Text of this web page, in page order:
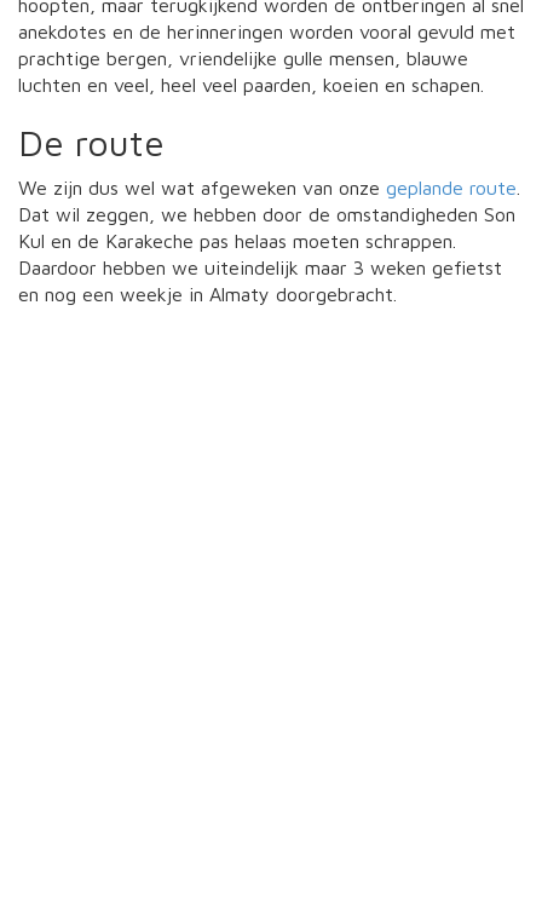
hoopten, maar terugkijkend worden de ontberingen al snel
anekdotes en de herinneringen worden vooral gevuld met
prachtige bergen, vriendelijke gulle mensen, blauwe
luchten en veel, heel veel paarden, koeien en schapen.
De route
We zijn dus wel wat afgeweken van onze geplande route
Dat wil zeggen, we hebben door de omstandigheden Son
Kul en de Karakeche pas helaas moeten schrappen.
Daardoor hebben we uiteindelijk maar 3 weken gefietst
en nog een weekje in Almaty doorgebracht.